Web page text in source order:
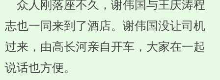
众人刚落座不久，谢伟国与王庆涛程
志也一同来到了酒店。谢伟国没让司机
过来，由高长河亲自开车，大家在一起
说话也方便。